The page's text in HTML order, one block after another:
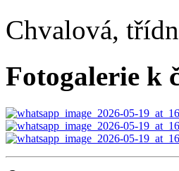
Chvalová,
Fotogalerie k